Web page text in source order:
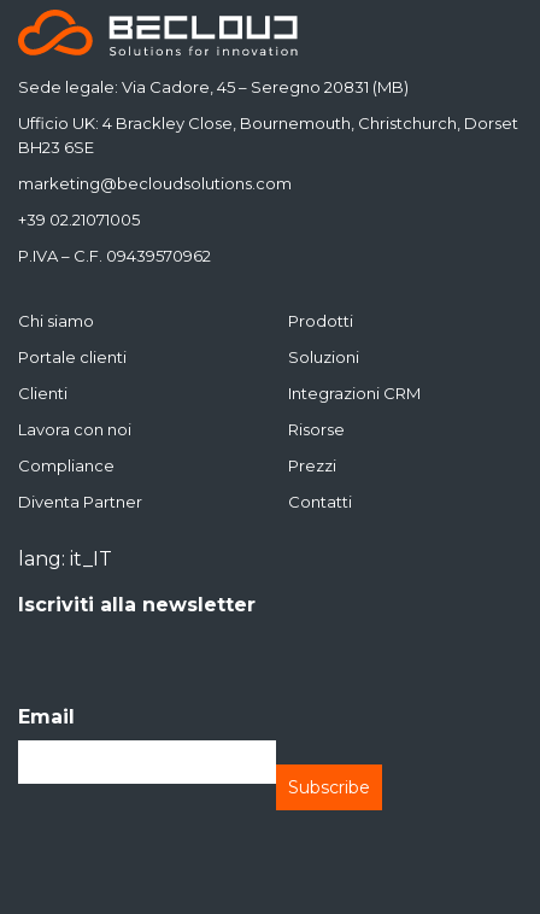
Sede legale: Via Cadore, 45 – Seregno 20831 (MB)
Ufficio UK: 4 Brackley Close, Bournemouth, Christchurch, Dorset
BH23 6SE
marketing@becloudsolutions.com
+39 02.21071005
P.IVA – C.F. 09439570962
Chi siamo
Portale clienti
Clienti
Lavora con noi
Compliance
Prodotti
Soluzioni
Integrazioni CRM
Risorse
Prezzi
Diventa Partner
Contatti
lang: it_IT
Iscriviti alla newsletter
Email